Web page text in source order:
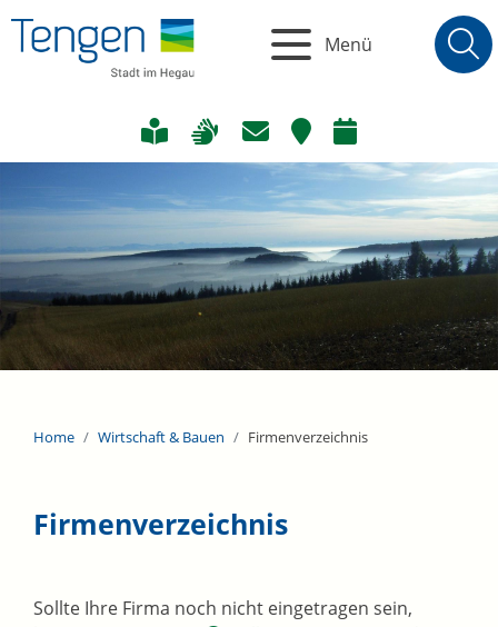
Menü
Home Wirtschaft & Bauen Firmenverzeichnis
Firmenverzeichnis
Sollte Ihre Firma noch nicht eingetragen sein,